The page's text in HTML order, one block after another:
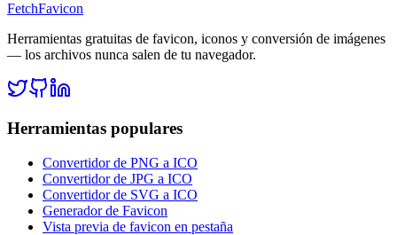
FetchFavicon
Herramientas gratuitas de favicon, iconos y conversión de imágenes
— los archivos nunca salen de tu navegador.
Herramientas populares
Convertidor de PNG a ICO
Convertidor de JPG a ICO
Convertidor de SVG a ICO
Generador de Favicon
Vista previa de favicon en pestaña